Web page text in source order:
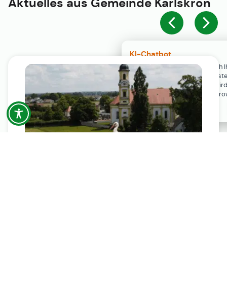
KI-Chatbot
Der KI-Chatbot steht erst nach
Einwilligung in den Cookie-
Verfügung. Der Chat-Verlauf
ausschließlich lokal in Ihrem
gespeichert.
Aktuelles aus Gemeinde Karlskron